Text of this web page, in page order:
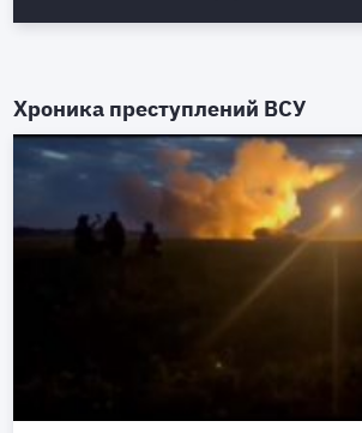
Хроника преступлений ВСУ